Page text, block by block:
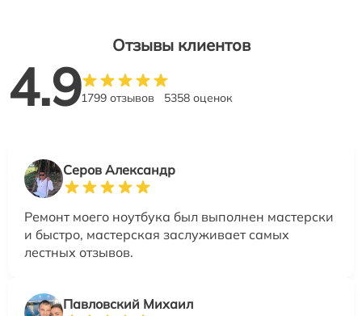
Отзывы клиентов
4.91799 отзывов 5358 оценок
Серов Александр
Ремонт моего ноутбука был выполнен мастерски
и быстро, мастерская заслуживает самых
лестных отзывов.
Павловский Михаил